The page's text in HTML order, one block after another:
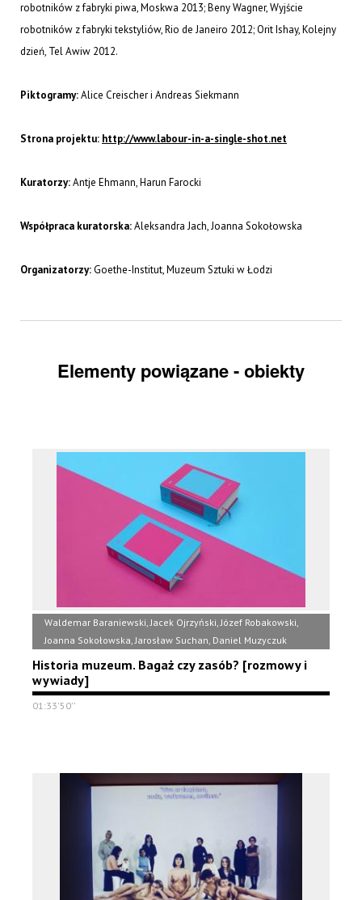
robotników z fabryki piwa, Moskwa 2013; Beny Wagner, Wyjście
robotników z fabryki tekstyliów, Rio de Janeiro 2012; Orit Ishay, Kolejny
dzień, Tel Awiw 2012.
Piktogramy:Alice Creischer i Andreas Siekmann
Strona projektu: http://www.labour-in-a-single-shot.net
Kuratorzy:Antje Ehmann, Harun Farocki
Współpraca kuratorska:Aleksandra Jach, Joanna Sokołowska
Organizatorzy:Goethe-Institut, Muzeum Sztuki w Łodzi
Elementy powiązane - obiekty
Waldemar Baraniewski, Jacek Ojrzyński, Józef Robakowski,
Joanna Sokołowska, Jarosław Suchan, Daniel Muzyczuk
Historia muzeum. Bagaż czy zasób? [rozmowy i
wywiady]
01:33'50''